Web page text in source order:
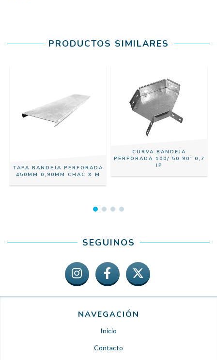
PRODUCTOS SIMILARES
TAPA BANDEJA PERFORADA
450MM 0,90MM CHAC X M
CURVA BANDEJA
PERFORADA 100/ 50 90º 0,7
IP
SEGUINOS
NAVEGACIÓN
Inicio
Contacto